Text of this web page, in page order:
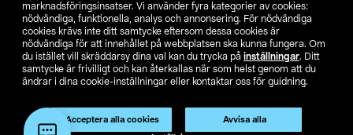
marknadsföringsinsatser. Vi använder fyra kategorier av cookies:
nödvändiga, funktionella, analys och annonsering. För nödvändiga
cookies krävs inte ditt samtycke eftersom dessa cookies är
nödvändiga för att innehållet på webbplatsen ska kunna fungera. Om
du istället vill skräddarsy dina val kan du trycka på inställningar. Ditt
samtycke är frivilligt och kan återkallas när som helst genom att du
ändrar i dina cookie-inställningar eller kontaktar oss för guidning.
Acceptera alla cookies Avvisa alla
Produkten har utgått
Artikelnr: 51-3377
Ändra till priser exklusive moms